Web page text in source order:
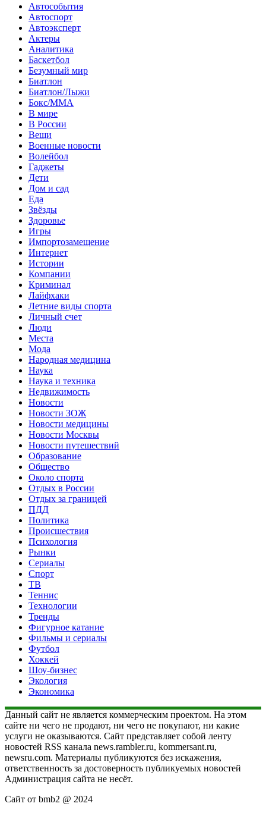
Автособытия
Автоспорт
Автоэксперт
Актеры
Аналитика
Баскетбол
Безумный мир
Биатлон
Биатлон/Лыжи
Бокс/MMA
В мире
В России
Вещи
Военные новости
Волейбол
Гаджеты
Дети
Дом и сад
Еда
Звёзды
Здоровье
Игры
Импортозамещение
Интернет
Истории
Компании
Криминал
Лайфхаки
Летние виды спорта
Личный счет
Люди
Места
Мода
Народная медицина
Наука
Наука и техника
Недвижимость
Новости
Новости ЗОЖ
Новости медицины
Новости Москвы
Новости путешествий
Образование
Общество
Около спорта
Отдых в России
Отдых за границей
ПДД
Политика
Происшествия
Психология
Рынки
Сериалы
Спорт
ТВ
Теннис
Технологии
Тренды
Фигурное катание
Фильмы и сериалы
Футбол
Хоккей
Шоу-бизнес
Экология
Экономика
Данный сайт не является коммерческим проектом. На этом
сайте ни чего не продают, ни чего не покупают, ни какие
услуги не оказываются. Сайт представляет собой ленту
новостей RSS канала news.rambler.ru, kommersant.ru,
newsru.com. Материалы публикуются без искажения,
ответственность за достоверность публикуемых новостей
Администрация сайта не несёт.
Сайт от bmb2 @ 2024